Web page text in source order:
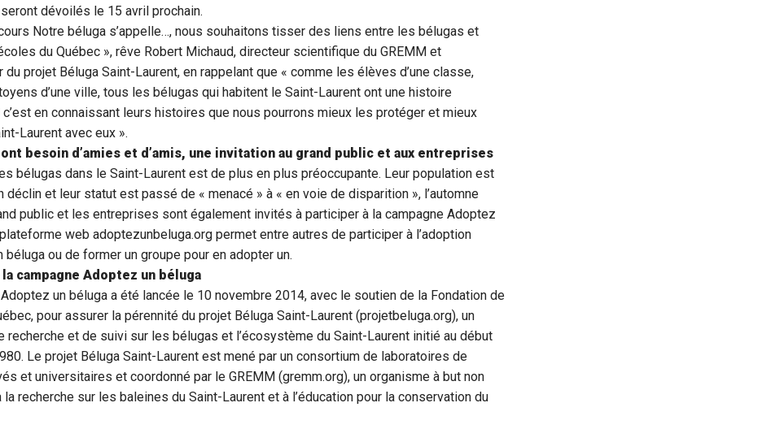
dévoilés le 15 avril prochain.
Notre béluga s’appelle…, nous souhaitons tisser des liens entre les bélugas et
du Québec », rêve Robert Michaud, directeur scientifique du GREMM et
du projet Béluga Saint-Laurent, en rappelant que « comme les élèves d’une classe,
d’une ville, tous les bélugas qui habitent le Saint-Laurent ont une histoire
en connaissant leurs histoires que nous pourrons mieux les protéger et mieux
Laurent avec eux ».
besoin d’amies et d’amis, une invitation au grand public et aux entreprises
bélugas dans le Saint-Laurent est de plus en plus préoccupante. Leur population est
déclin et leur statut est passé de « menacé » à « en voie de disparition », l’automne
public et les entreprises sont également invités à participer à la campagne Adoptez
web adoptezunbeluga.org permet entre autres de participer à l’adoption
béluga ou de former un groupe pour en adopter un.
campagne Adoptez un béluga
un béluga a été lancée le 10 novembre 2014, avec le soutien de la Fondation de
pour assurer la pérennité du projet Béluga Saint-Laurent (projetbeluga.org), un
recherche et de suivi sur les bélugas et l’écosystème du Saint-Laurent initié au début
Le projet Béluga Saint-Laurent est mené par un consortium de laboratoires de
et universitaires et coordonné par le GREMM (gremm.org), un organisme à but non
la recherche sur les baleines du Saint-Laurent et à l’éducation pour la conservation du